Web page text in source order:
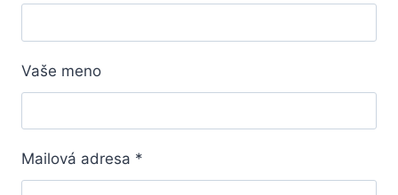
Vaše meno
Mailová adresa *